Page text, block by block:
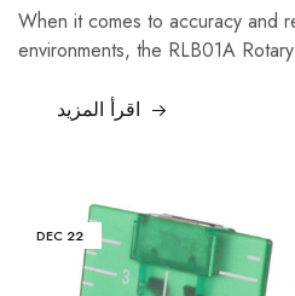
When it comes to accuracy and
environments, the RLB01A
اقرأ المزيد
DEC 22